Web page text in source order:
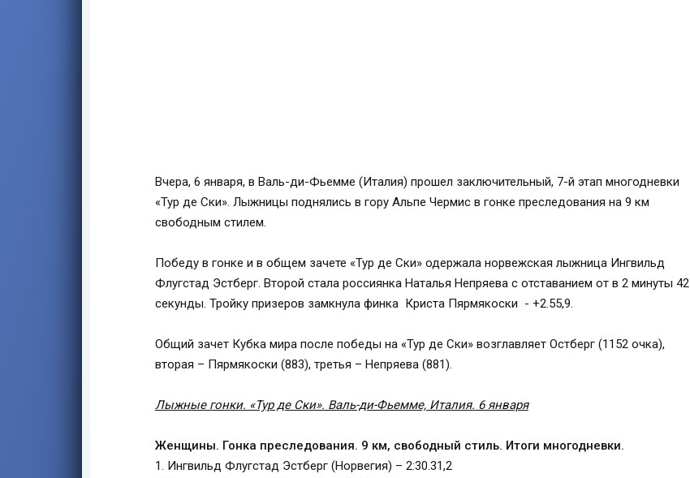
Вчера, 6 января, в Валь-ди-Фьемме (Италия) прошел заключительный, 7-й этап многодневки
«Тур де Ски». Лыжницы поднялись в гору Альпе Чермис в гонке преследования на 9 км
свободным стилем.
Победу в гонке и в общем зачете «Тур де Ски» одержала норвежская лыжница Ингвильд
Флугстад Эстберг. Второй стала россиянка Наталья Непряева с отставанием от в 2 минуты 42
секунды. Тройку призеров замкнула финка Криста Пярмякоски - +2.55,9.
Общий зачет Кубка мира после победы на «Тур де Ски» возглавляет Остберг (1152 очка),
вторая – Пярмякоски (883), третья – Непряева (881).
Лыжные гонки. «Тур де Ски». Валь-ди-Фьемме, Италия. 6 января
Женщины. Гонка преследования. 9 км, свободный стиль. Итоги многодневки.
1. Ингвильд Флугстад Эстберг (Норвегия) – 2:30.31,2